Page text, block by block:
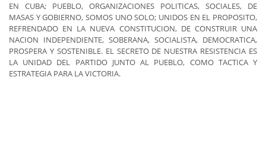
EN CUBA; PUEBLO, ORGANIZACIONES POLITICAS, SOCIALES, DE
MASAS Y GOBIERNO, SOMOS UNO SOLO; UNIDOS EN EL PROPOSITO,
REFRENDADO EN LA NUEVA CONSTITUCION, DE CONSTRUIR UNA
NACION INDEPENDIENTE, SOBERANA, SOCIALISTA, DEMOCRATICA,
PROSPERA Y SOSTENIBLE. EL SECRETO DE NUESTRA RESISTENCIA ES
LA UNIDAD DEL PARTIDO JUNTO AL PUEBLO, COMO TACTICA Y
ESTRATEGIA PARA LA VICTORIA.